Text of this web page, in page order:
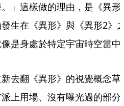
」這樣做的理由，是《異形
生在《異形》與《異形2》
是身處於特定宇宙時空當中
去翻《異形》的視覺概念草
上用場、沒有曝光過的部分